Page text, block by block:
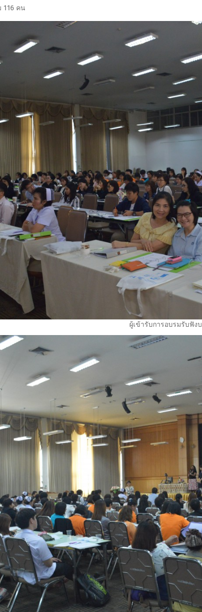
116 คน
ผู้เข้ารับการอบรมรับฟัง